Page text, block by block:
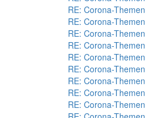
RE: Corona-Themen
RE: Corona-Themen
RE: Corona-Themen
RE: Corona-Themen
RE: Corona-Themen
RE: Corona-Themen
RE: Corona-Themen
RE: Corona-Themen
RE: Corona-Themen